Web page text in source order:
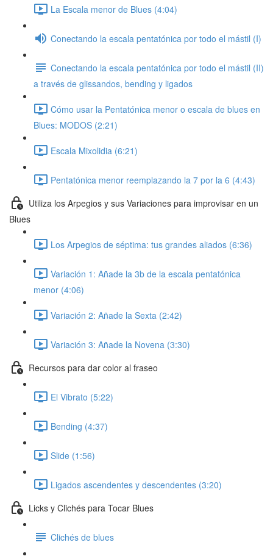
La Escala menor de Blues (4:04)
Conectando la escala pentatónica por todo el mástil (I)
Conectando la escala pentatónica por todo el mástil (II)
a través de glissandos, bending y ligados
Cómo usar la Pentatónica menor o escala de blues en
Blues: MODOS (2:21)
Escala Mixolidia (6:21)
Pentatónica menor reemplazando la 7 por la 6 (4:43)
Utiliza los Arpegios y sus Variaciones para improvisar en un
Blues
Los Arpegios de séptima: tus grandes aliados (6:36)
Variación 1: Añade la 3b de la escala pentatónica
menor (4:06)
Variación 2: Añade la Sexta (2:42)
Variación 3: Añade la Novena (3:30)
Recursos para dar color al fraseo
El Vibrato (5:22)
Bending (4:37)
Slide (1:56)
Ligados ascendentes y descendentes (3:20)
Licks y Clichés para Tocar Blues
Clichés de blues